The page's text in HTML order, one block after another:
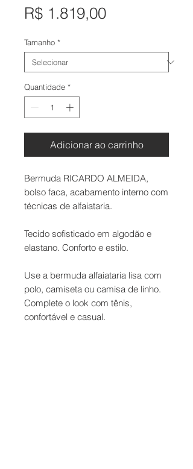
R$ 1.819,00Preço
Tamanho *
Quantidade *
Adicionar ao carrinho
Bermuda RICARDO ALMEIDA,
bolso faca, acabamento interno com
técnicas de alfaiataria.
Tecido sofisticado em algodão e
elastano. Conforto e estilo.
Use a bermuda alfaiataria lisa com
polo, camiseta ou camisa de linho.
Complete o look com tênis,
confortável e casual.